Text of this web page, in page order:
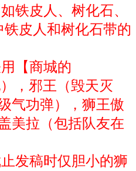
铁皮人、树化石、
皮人和树化石带的
【商城的
，邪王（毁天灭
气功弹），狮王傲
美拉（包括队友在
发稿时仅胆小的狮